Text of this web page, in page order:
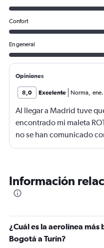
Confort
En general
Opiniones
8,0 Excelente Norma,
Al llegar a Madrid tuve
encontrado mi maleta
no se han comunicado
Información
¿Cuál es la aerolínea
Bogotá a Turín?